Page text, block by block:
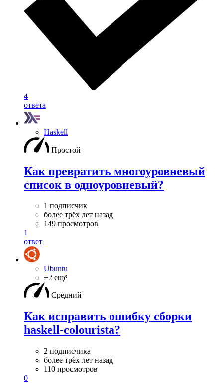
4
ответа
Haskell
Простой
Как превратить многоуровневый
список в одноуровневый?
1 подписчик
более трёх лет назад
149 просмотров
1
ответ
Ubuntu
+2 ещё
Средний
Как исправить ошибку сборки
haskell-colourista?
2 подписчика
более трёх лет назад
110 просмотров
0